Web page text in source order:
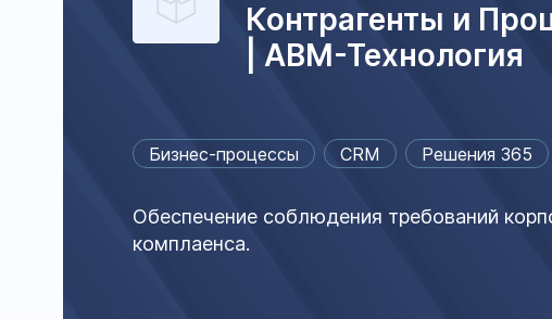
Контрагенты и
| АВМ-Технология
Бизнес-процессы CRM Решения 365
Обеспечение соблюдения требований
комплаенса.